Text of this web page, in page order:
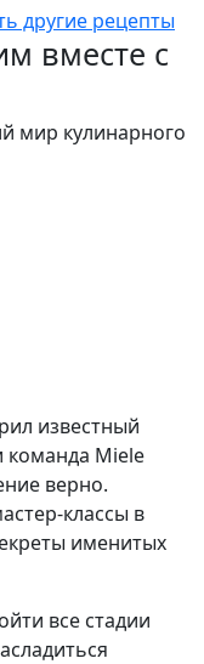
другие рецепты
вместе с
мир кулинарного
известный
команда Miele
верно.
классы в
именитых
все стадии